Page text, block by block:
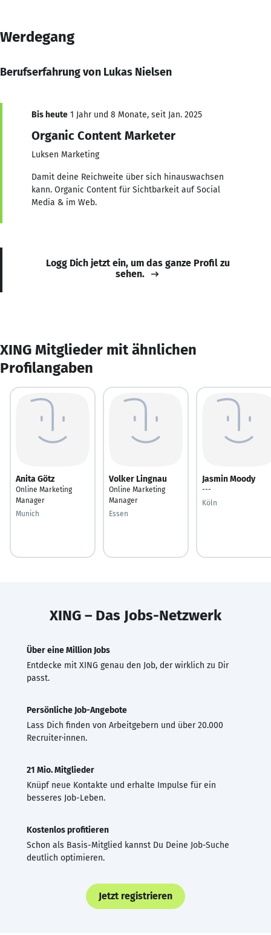
Werdegang
Berufserfahrung von Lukas Nielsen
Bis heute 1 Jahr und 8 Monate, seit Jan. 2025
Organic Content Marketer
Luksen Marketing
Damit deine Reichweite über sich hinauswachsen
kann. Organic Content für Sichtbarkeit auf Social
Media & im Web.
Logg Dich jetzt ein, um das ganze Profil zu
sehen.
XING Mitglieder mit ähnlichen
Profilangaben
Anita Götz
Online Marketing
Manager
Munich
Volker Lingnau
Online Marketing
Manager
Essen
Jasmin Moody
---
Köln
XING – Das Jobs-Netzwerk
Über eine Million Jobs
Entdecke mit XING genau den Job, der wirklich zu Dir
passt.
Persönliche Job-Angebote
Lass Dich finden von Arbeitgebern und über 20.000
Recruiter·innen.
21 Mio. Mitglieder
Knüpf neue Kontakte und erhalte Impulse für ein
besseres Job-Leben.
Kostenlos profitieren
Schon als Basis-Mitglied kannst Du Deine Job-Suche
deutlich optimieren.
Jetzt registrieren